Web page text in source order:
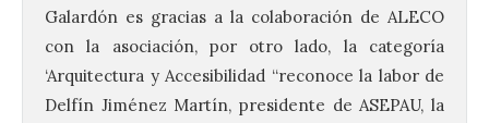
Galardón es gracias a la colaboración de ALECO
con la asociación, por otro lado, la categoría
‘Arquitectura y Accesibilidad “reconoce la labor de
Delfín Jiménez Martín, presidente de ASEPAU, la